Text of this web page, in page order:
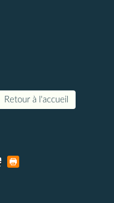
Retour à l'accueil